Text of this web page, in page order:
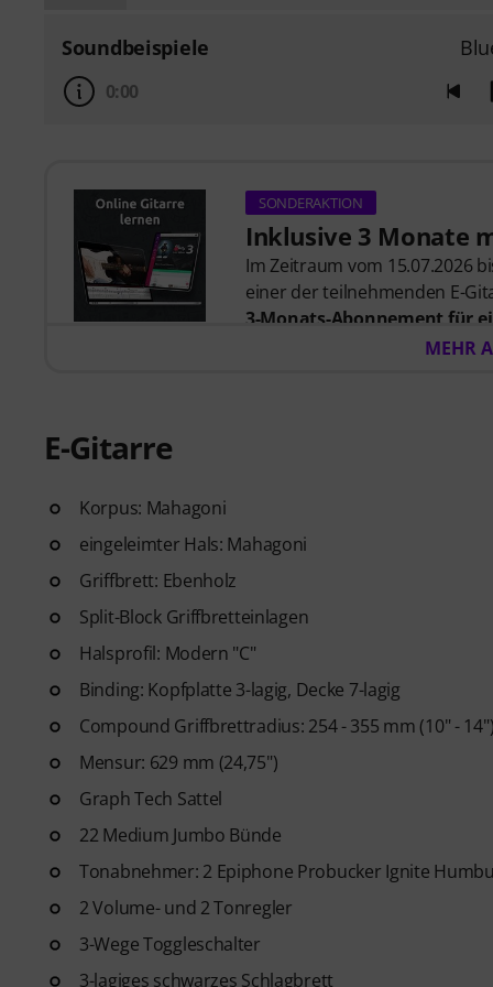
Soundbeispiele
0:00
SONDERAKTION
Inklusive 3 Monate
Im Zeitraum vom 15.07.2026
einer der teilnehmenden E-
3-Monats-Abonnement für
. Nach dem Versand
Ausdrucken sowie
MEHR
E-Gitarre
Korpus: Mahagoni
eingeleimter Hals: Mahagoni
Griffbrett: Ebenholz
Split-Block Griffbretteinlagen
Halsprofil: Modern "C"
Binding: Kopfplatte 3-lagig, Decke 7-lagig
Compound Griffbrettradius: 254 - 355 mm (10" - 14")
Mensur: 629 mm (24,75")
Graph Tech Sattel
22 Medium Jumbo Bünde
Tonabnehmer: 2 Epiphone Probucker Ignite
2 Volume- und 2 Tonregler
3-Wege Toggleschalter
3-lagiges schwarzes Schlagbrett